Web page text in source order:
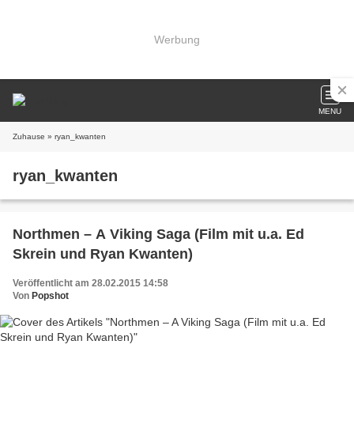
Werbung
MENU
Zuhause » ryan_kwanten
ryan_kwanten
Northmen – A Viking Saga (Film mit u.a. Ed
Skrein und Ryan Kwanten)
Veröffentlicht am 28.02.2015 14:58
Von Popshot